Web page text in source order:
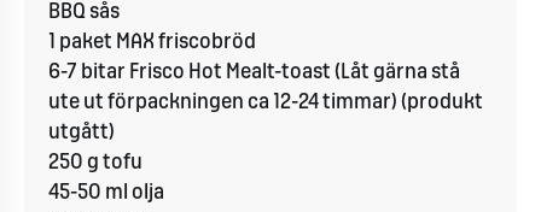
BBQ sås
1 paket MAX friscobröd
6-7 bitar Frisco Hot Mealt-toast (Låt gärna stå
ute ut förpackningen ca 12-24 timmar) (produkt
utgått)
250 g tofu
45-50 ml olja